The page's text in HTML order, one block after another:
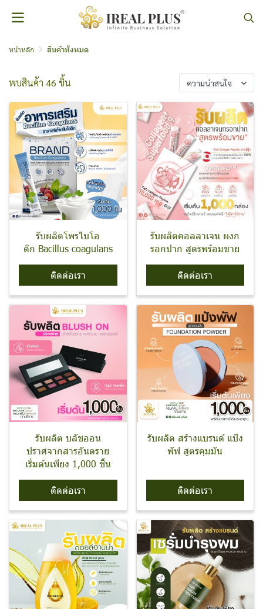
หน้าหลัก สินค้าทั้งหมด
พบสินค้า 46 ชิ้น ความน่าสนใจ
รับผลิตโพรไบโอ
ติก Bacillus coagulans
ติดต่อเรา
รับผลิตคอลลาเจน ผงก
รอกปาก สูตรพร้อมขาย
ติดต่อเรา
รับผลิต บลัชออน
ปราศจากสารอันตราย
เริ่มต้นเพียง 1,000 ชิ้น
ติดต่อเรา
รับผลิต สร้างแบรนด์ แป้ง
พัฟ สูตรคุมมัน
ติดต่อเรา